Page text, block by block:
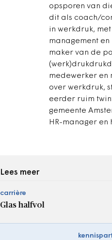
opsporen van
dit als coach/
in werkdruk,
management en
maker van de
medewerker en
over werkdruk,
eerder ruim
gemeente
HR-manager
Lees meer
carrière
Glas halfvol